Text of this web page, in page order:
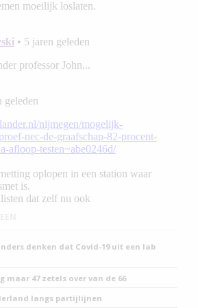
denken dat Covid-19 uit een lab
maar 47 zetels over van de 66
langs partijlijnen